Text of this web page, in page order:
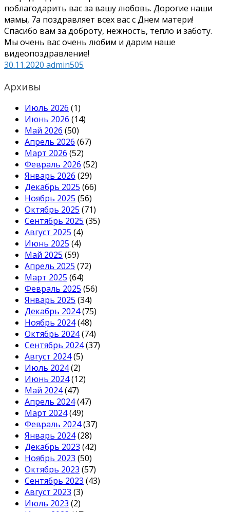
поблагодарить вас за вашу любовь. Дорогие наши
мамы, 7а поздравляет всех вас с Днем матери!
Спасибо вам за доброту, нежность, тепло и заботу.
Мы очень вас очень любим и дарим наше
видеопоздравление!
30.11.2020 admin505
Архивы
Июль 2026 (1)
Июнь 2026 (14)
Май 2026 (50)
Апрель 2026 (67)
Март 2026 (52)
Февраль 2026 (52)
Январь 2026 (29)
Декабрь 2025 (66)
Ноябрь 2025 (56)
Октябрь 2025 (71)
Сентябрь 2025 (35)
Август 2025 (4)
Июнь 2025 (4)
Май 2025 (59)
Апрель 2025 (72)
Март 2025 (64)
Февраль 2025 (56)
Январь 2025 (34)
Декабрь 2024(75)
Ноябрь 2024(48)
Октябрь 2024(74)
Сентябрь 2024(37)
Август 2024(5)
Июль 2024(2)
Июнь 2024(12)
Май 2024(47)
Апрель 2024(47)
Март 2024(49)
Февраль 2024(37)
Январь 2024(28)
Декабрь 2023 (42)
Ноябрь 2023 (50)
Октябрь 2023 (57)
Сентябрь 2023 (43)
Август 2023 (3)
Июль 2023 (2)